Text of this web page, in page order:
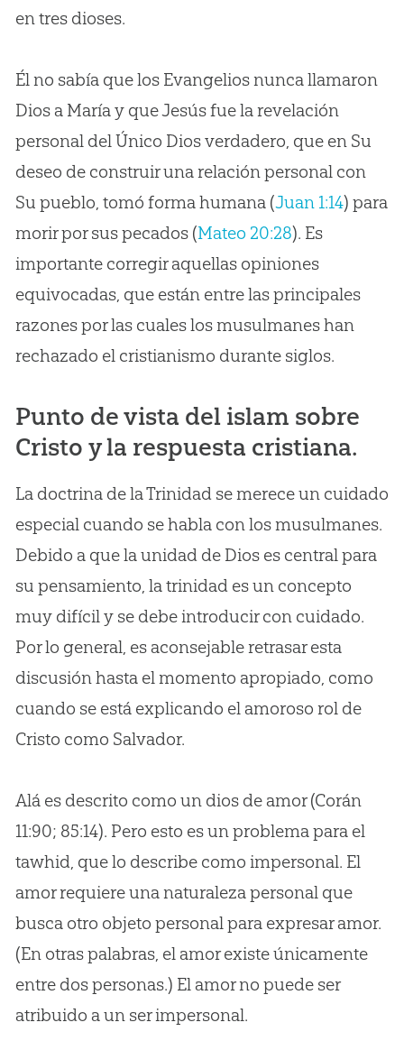
en tres dioses.
Él no sabía que los Evangelios nunca llamaron
Dios a María y que Jesús fue la revelación
personal del Único Dios verdadero, que en Su
deseo de construir una relación personal con
Su pueblo, tomó forma humana (Juan 1:14) para
morir por sus pecados (Mateo 20:28). Es
importante corregir aquellas opiniones
equivocadas, que están entre las principales
razones por las cuales los musulmanes han
rechazado el cristianismo durante siglos.
Punto de vista del islam sobre
Cristo y la respuesta cristiana.
La doctrina de la Trinidad se merece un cuidado
especial cuando se habla con los musulmanes.
Debido a que la unidad de Dios es central para
su pensamiento, la trinidad es un concepto
muy difícil y se debe introducir con cuidado.
Por lo general, es aconsejable retrasar esta
discusión hasta el momento apropiado, como
cuando se está explicando el amoroso rol de
Cristo como Salvador.
Alá es descrito como un dios de amor (Corán
11:90; 85:14). Pero esto es un problema para el
tawhid, que lo describe como impersonal. El
amor requiere una naturaleza personal que
busca otro objeto personal para expresar amor.
(En otras palabras, el amor existe únicamente
entre dos personas.) El amor no puede ser
atribuido a un ser impersonal.